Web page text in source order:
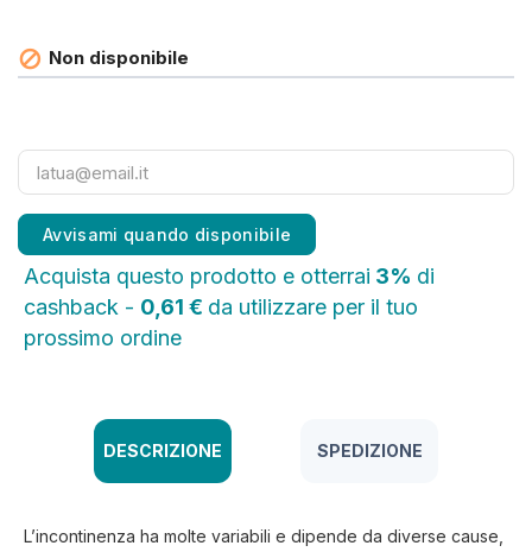
 Non disponibile
Avvisami quando disponibile
Acquista questo prodotto e otterrai 3% di
cashback - 0,61 € da utilizzare per il tuo
prossimo ordine
DESCRIZIONE SPEDIZIONE
L’incontinenza ha molte variabili e dipende da diverse cause,